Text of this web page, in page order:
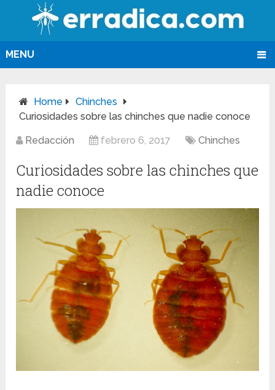
MENU
Home
Chinches
Curiosidades sobre las chinches que nadie conoce
Redacción febrero 6, 2017 Chinches
Curiosidades sobre las chinches que
nadie conoce